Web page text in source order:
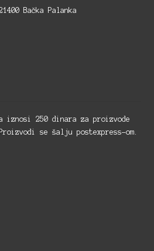
Bačka Palanka
iznosi 250 dinara za proizvode
se šalju postexpress-om.